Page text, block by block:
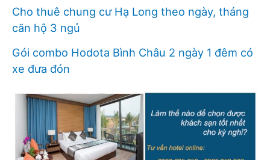
Cho thuê chung cư Hạ Long theo ngày, tháng
căn hộ 3 ngủ
Gói combo Hodota Bình Châu 2 ngày 1 đêm có
xe đưa đón